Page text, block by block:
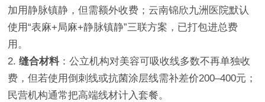
加用静脉镇静，但需额外收费；云南锦欣九洲医院默认
使用“表麻+局麻+静脉镇静”三联方案，已打包进总费
用。
2.缝合材料：公立机构对美容可吸收线多数不再单独收
费，但若使用倒刺线或抗菌涂层线需补差价200–400元；
民营机构通常把高端线材计入套餐。